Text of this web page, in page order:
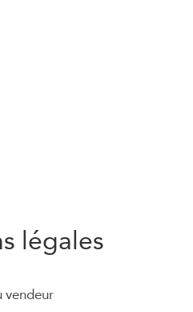
légales
vendeur